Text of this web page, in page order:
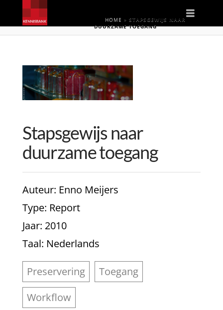
HOME » STAPSGEWIJS NAAR
DUURZAME TOEGANG
Stapsgewijs naar
duurzame toegang
Auteur: Enno Meijers
Type: Report
Jaar: 2010
Taal: Nederlands
Preservering
Toegang
Workflow